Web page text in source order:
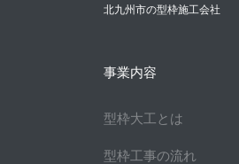
北九州市の型枠施工会社
事業内容
型枠大工とは
型枠工事の流れ